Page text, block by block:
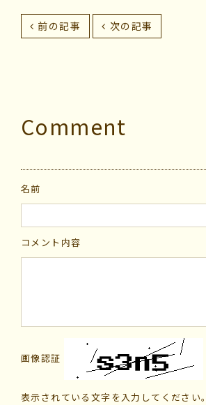
前の記事 次の記事
Comment
名前
コメント内容
画像認証
表示されている文字を入力してください。